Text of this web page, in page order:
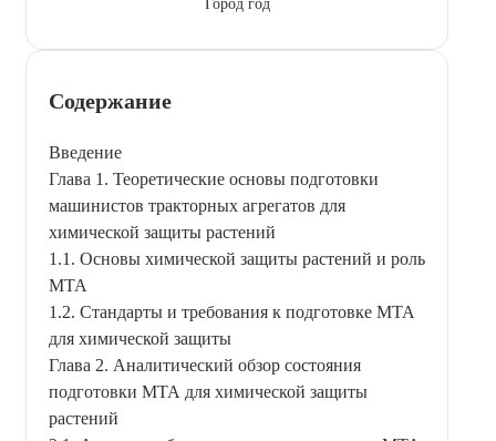
Город год
Содержание
Введение
Глава 1. Теоретические основы подготовки
машинистов тракторных агрегатов для
химической защиты растений
1.1. Основы химической защиты растений и роль
МТА
1.2. Стандарты и требования к подготовке МТА
для химической защиты
Глава 2. Аналитический обзор состояния
подготовки МТА для химической защиты
растений